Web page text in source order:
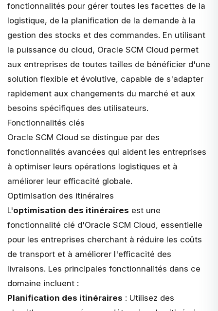
fonctionnalités pour gérer toutes les facettes de la
logistique, de la planification de la demande à la
gestion des stocks et des commandes. En utilisant
la puissance du cloud, Oracle SCM Cloud permet
aux entreprises de toutes tailles de bénéficier d'une
solution flexible et évolutive, capable de s'adapter
rapidement aux changements du marché et aux
besoins spécifiques des utilisateurs.
Fonctionnalités clés
Oracle SCM Cloud se distingue par des
fonctionnalités avancées qui aident les entreprises
à optimiser leurs opérations logistiques et à
améliorer leur efficacité globale.
Optimisation des itinéraires
L'optimisation des itinéraires est une
fonctionnalité clé d'Oracle SCM Cloud, essentielle
pour les entreprises cherchant à réduire les coûts
de transport et à améliorer l'efficacité des
livraisons. Les principales fonctionnalités dans ce
domaine incluent :
Planification des itinéraires : Utilisez des